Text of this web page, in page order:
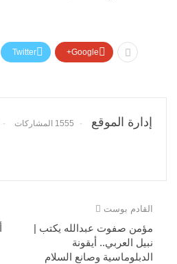
Twitter Google+
إدارة الموقع 1555 المشاركات
القادم بوست
مؤمن صفوت عبدالله يكتب |
نبيل العربي.. أيقونة
الدبلوماسية وصانع السلام